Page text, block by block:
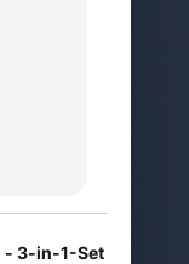
- 3-in-1-Set